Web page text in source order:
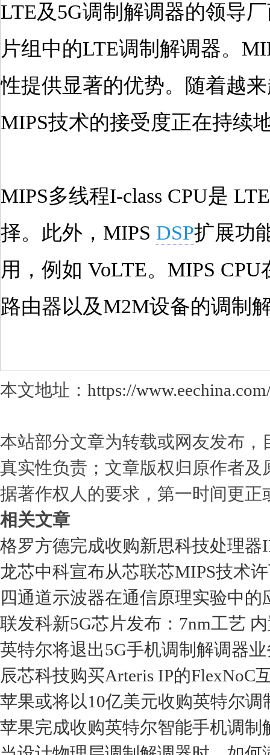
LTE及5G调制解调器的领导
片组中的LTE调制解调器。
性提供显著的优势。随着越
MIPS技术的接受度正在持续
MIPS多线程I-class CPU是
择。此外，MIPS DSP扩展功
用，例如 VoLTE。MIPS
路由器以及M2M设备的调制
本文地址： https://
本站部分文章为转载或网友发布
真实性负责；文章版权归原作者
据著作权人的要求，第一时间更正
相关文章
格罗方德完成收购新思科技处理
龙芯中科宣布从芯联芯MIPS技术
四通道示波器在通信原理实验中的
联发科新5G芯片发布：7nm工艺
英特尔将退出5G手机调制解调器
辰芯科技购买Arteris IP的
苹果或将以10亿美元收购英特尔调
苹果完成收购英特尔智能手机调制